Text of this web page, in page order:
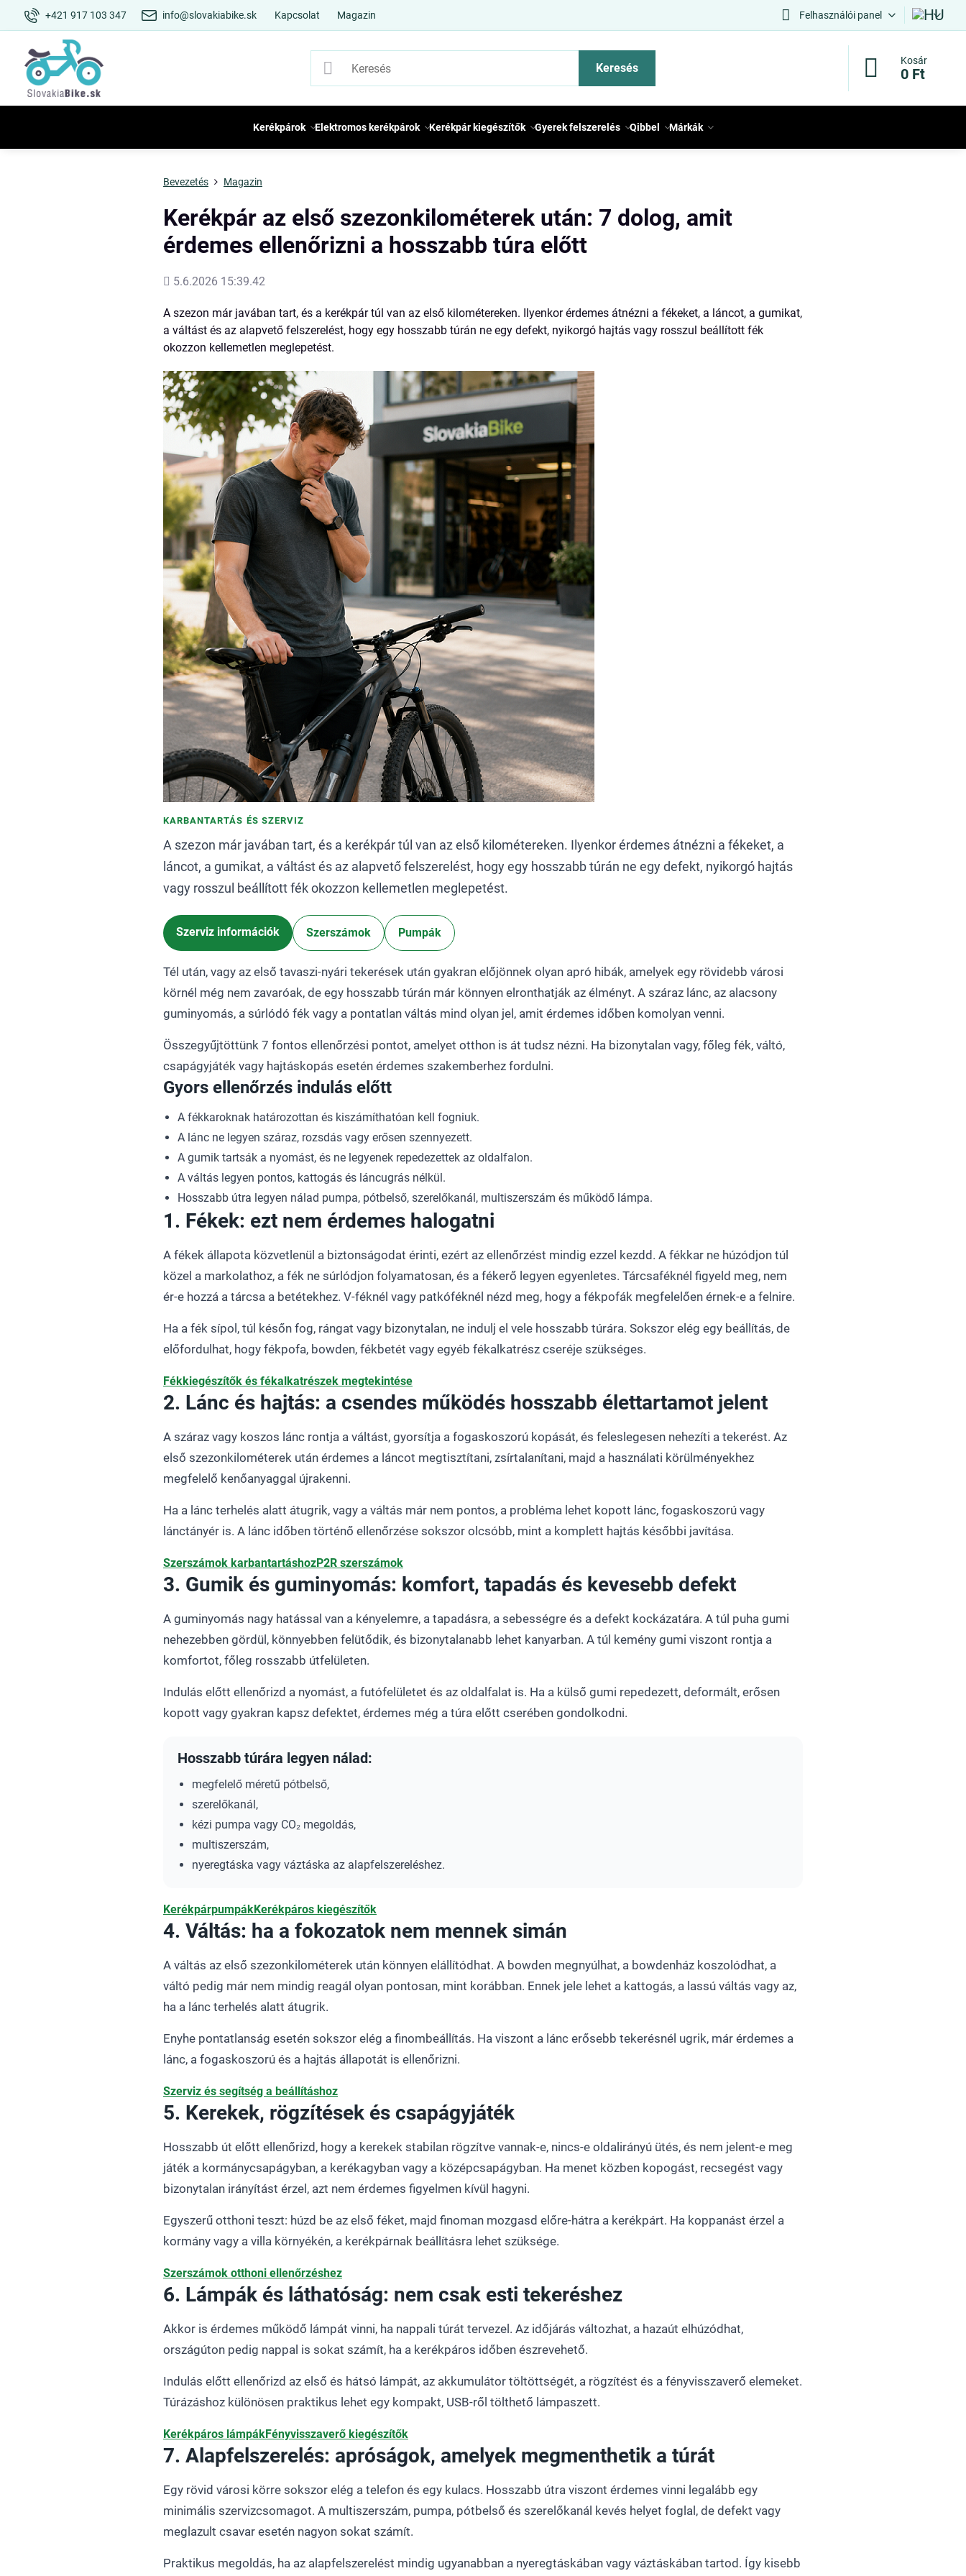
+421 917 103 347 info@slovakiabike.sk Kapcsolat Magazin Felhasználói panel
Keresés
Kosár
0 Ft
Kerékpárok Elektromos kerékpárok Kerékpár kiegészítők Gyerek felszerelés Qibbel Márkák
Bevezetés Magazin
Kerékpár az első szezonkilométerek után: 7 dolog, amit
érdemes ellenőrizni a hosszabb túra előtt
Hozááadott
5.6.2026 15:39.42
A szezon már javában tart, és a kerékpár túl van az első kilométereken. Ilyenkor érdemes átnézni a fékeket, a láncot, a gumikat,
a váltást és az alapvető felszerelést, hogy egy hosszabb túrán ne egy defekt, nyikorgó hajtás vagy rosszul beállított fék
okozzon kellemetlen meglepetést.
KARBANTARTÁS ÉS SZERVIZ
A szezon már javában tart, és a kerékpár túl van az első kilométereken. Ilyenkor érdemes átnézni a fékeket, a
láncot, a gumikat, a váltást és az alapvető felszerelést, hogy egy hosszabb túrán ne egy defekt, nyikorgó hajtás
vagy rosszul beállított fék okozzon kellemetlen meglepetést.
Szerviz információk Szerszámok Pumpák
Tél után, vagy az első tavaszi-nyári tekerések után gyakran előjönnek olyan apró hibák, amelyek egy rövidebb városi
körnél még nem zavaróak, de egy hosszabb túrán már könnyen elronthatják az élményt. A száraz lánc, az alacsony
guminyomás, a súrlódó fék vagy a pontatlan váltás mind olyan jel, amit érdemes időben komolyan venni.
Összegyűjtöttünk 7 fontos ellenőrzési pontot, amelyet otthon is át tudsz nézni. Ha bizonytalan vagy, főleg fék, váltó,
csapágyjáték vagy hajtáskopás esetén érdemes szakemberhez fordulni.
Gyors ellenőrzés indulás előtt
A fékkaroknak határozottan és kiszámíthatóan kell fogniuk.
A lánc ne legyen száraz, rozsdás vagy erősen szennyezett.
A gumik tartsák a nyomást, és ne legyenek repedezettek az oldalfalon.
A váltás legyen pontos, kattogás és láncugrás nélkül.
Hosszabb útra legyen nálad pumpa, pótbelső, szerelőkanál, multiszerszám és működő lámpa.
1. Fékek: ezt nem érdemes halogatni
A fékek állapota közvetlenül a biztonságodat érinti, ezért az ellenőrzést mindig ezzel kezdd. A fékkar ne húzódjon túl
közel a markolathoz, a fék ne súrlódjon folyamatosan, és a fékerő legyen egyenletes. Tárcsaféknél figyeld meg, nem
ér-e hozzá a tárcsa a betétekhez. V-féknél vagy patkóféknél nézd meg, hogy a fékpofák megfelelően érnek-e a felnire.
Ha a fék sípol, túl későn fog, rángat vagy bizonytalan, ne indulj el vele hosszabb túrára. Sokszor elég egy beállítás, de
előfordulhat, hogy fékpofa, bowden, fékbetét vagy egyéb fékalkatrész cseréje szükséges.
Fékkiegészítők és fékalkatrészek megtekintése
2. Lánc és hajtás: a csendes működés hosszabb élettartamot jelent
A száraz vagy koszos lánc rontja a váltást, gyorsítja a fogaskoszorú kopását, és feleslegesen nehezíti a tekerést. Az
első szezonkilométerek után érdemes a láncot megtisztítani, zsírtalanítani, majd a használati körülményekhez
megfelelő kenőanyaggal újrakenni.
Ha a lánc terhelés alatt átugrik, vagy a váltás már nem pontos, a probléma lehet kopott lánc, fogaskoszorú vagy
lánctányér is. A lánc időben történő ellenőrzése sokszor olcsóbb, mint a komplett hajtás későbbi javítása.
Szerszámok karbantartáshozP2R szerszámok
3. Gumik és guminyomás: komfort, tapadás és kevesebb defekt
A guminyomás nagy hatással van a kényelemre, a tapadásra, a sebességre és a defekt kockázatára. A túl puha gumi
nehezebben gördül, könnyebben felütődik, és bizonytalanabb lehet kanyarban. A túl kemény gumi viszont rontja a
komfortot, főleg rosszabb útfelületen.
Indulás előtt ellenőrizd a nyomást, a futófelületet és az oldalfalat is. Ha a külső gumi repedezett, deformált, erősen
kopott vagy gyakran kapsz defektet, érdemes még a túra előtt cserében gondolkodni.
Hosszabb túrára legyen nálad:
megfelelő méretű pótbelső,
szerelőkanál,
kézi pumpa vagy CO₂ megoldás,
multiszerszám,
nyeregtáska vagy váztáska az alapfelszereléshez.
KerékpárpumpákKerékpáros kiegészítők
4. Váltás: ha a fokozatok nem mennek simán
A váltás az első szezonkilométerek után könnyen elállítódhat. A bowden megnyúlhat, a bowdenház koszolódhat, a
váltó pedig már nem mindig reagál olyan pontosan, mint korábban. Ennek jele lehet a kattogás, a lassú váltás vagy az,
ha a lánc terhelés alatt átugrik.
Enyhe pontatlanság esetén sokszor elég a finombeállítás. Ha viszont a lánc erősebb tekerésnél ugrik, már érdemes a
lánc, a fogaskoszorú és a hajtás állapotát is ellenőrizni.
Szerviz és segítség a beállításhoz
5. Kerekek, rögzítések és csapágyjáték
Hosszabb út előtt ellenőrizd, hogy a kerekek stabilan rögzítve vannak-e, nincs-e oldalirányú ütés, és nem jelent-e meg
játék a kormánycsapágyban, a kerékagyban vagy a középcsapágyban. Ha menet közben kopogást, recsegést vagy
bizonytalan irányítást érzel, azt nem érdemes figyelmen kívül hagyni.
Egyszerű otthoni teszt: húzd be az első féket, majd finoman mozgasd előre-hátra a kerékpárt. Ha koppanást érzel a
kormány vagy a villa környékén, a kerékpárnak beállításra lehet szüksége.
Szerszámok otthoni ellenőrzéshez
6. Lámpák és láthatóság: nem csak esti tekeréshez
Akkor is érdemes működő lámpát vinni, ha nappali túrát tervezel. Az időjárás változhat, a hazaút elhúzódhat,
országúton pedig nappal is sokat számít, ha a kerékpáros időben észrevehető.
Indulás előtt ellenőrizd az első és hátsó lámpát, az akkumulátor töltöttségét, a rögzítést és a fényvisszaverő elemeket.
Túrázáshoz különösen praktikus lehet egy kompakt, USB-ről tölthető lámpaszett.
Kerékpáros lámpákFényvisszaverő kiegészítők
7. Alapfelszerelés: apróságok, amelyek megmenthetik a túrát
Egy rövid városi körre sokszor elég a telefon és egy kulacs. Hosszabb útra viszont érdemes vinni legalább egy
minimális szervizcsomagot. A multiszerszám, pumpa, pótbelső és szerelőkanál kevés helyet foglal, de defekt vagy
meglazult csavar esetén nagyon sokat számít.
Praktikus megoldás, ha az alapfelszerelést mindig ugyanabban a nyeregtáskában vagy váztáskában tartod. Így kisebb